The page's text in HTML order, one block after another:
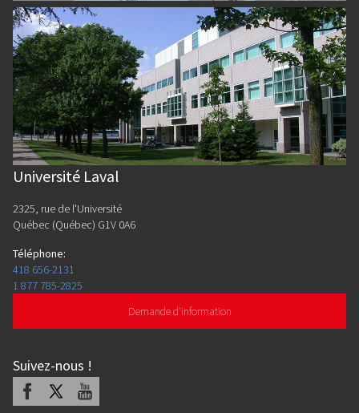
Université Laval
2325, rue de l'Université
Québec (Québec) G1V 0A6
Téléphone:
418 656-2131
1 877 785-2825
Demande d'information
Suivez-nous !
Facebook Youtube